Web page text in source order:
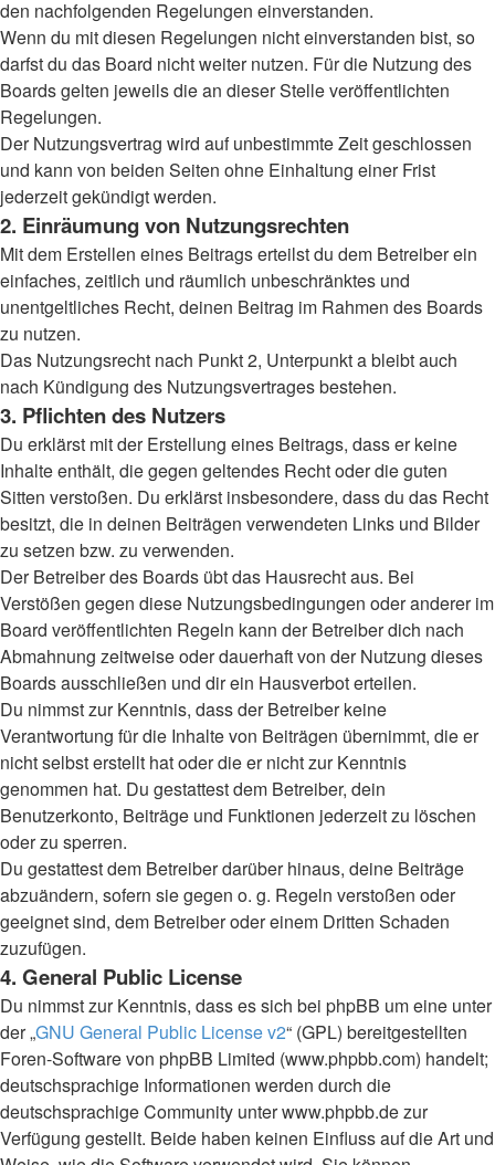
den nachfolgenden Regelungen einverstanden.
Wenn du mit diesen Regelungen nicht einverstanden bist, so
darfst du das Board nicht weiter nutzen. Für die Nutzung des
Boards gelten jeweils die an dieser Stelle veröffentlichten
Regelungen.
Der Nutzungsvertrag wird auf unbestimmte Zeit geschlossen
und kann von beiden Seiten ohne Einhaltung einer Frist
jederzeit gekündigt werden.
2. Einräumung von Nutzungsrechten
Mit dem Erstellen eines Beitrags erteilst du dem Betreiber ein
einfaches, zeitlich und räumlich unbeschränktes und
unentgeltliches Recht, deinen Beitrag im Rahmen des Boards
zu nutzen.
Das Nutzungsrecht nach Punkt 2, Unterpunkt a bleibt auch
nach Kündigung des Nutzungsvertrages bestehen.
3. Pflichten des Nutzers
Du erklärst mit der Erstellung eines Beitrags, dass er keine
Inhalte enthält, die gegen geltendes Recht oder die guten
Sitten verstoßen. Du erklärst insbesondere, dass du das Recht
besitzt, die in deinen Beiträgen verwendeten Links und Bilder
zu setzen bzw. zu verwenden.
Der Betreiber des Boards übt das Hausrecht aus. Bei
Verstößen gegen diese Nutzungsbedingungen oder anderer im
Board veröffentlichten Regeln kann der Betreiber dich nach
Abmahnung zeitweise oder dauerhaft von der Nutzung dieses
Boards ausschließen und dir ein Hausverbot erteilen.
Du nimmst zur Kenntnis, dass der Betreiber keine
Verantwortung für die Inhalte von Beiträgen übernimmt, die er
nicht selbst erstellt hat oder die er nicht zur Kenntnis
genommen hat. Du gestattest dem Betreiber, dein
Benutzerkonto, Beiträge und Funktionen jederzeit zu löschen
oder zu sperren.
Du gestattest dem Betreiber darüber hinaus, deine Beiträge
abzuändern, sofern sie gegen o. g. Regeln verstoßen oder
geeignet sind, dem Betreiber oder einem Dritten Schaden
zuzufügen.
4. General Public License
Du nimmst zur Kenntnis, dass es sich bei phpBB um eine unter
der „GNU General Public License v2“ (GPL) bereitgestellten
Foren-Software von phpBB Limited (www.phpbb.com) handelt;
deutschsprachige Informationen werden durch die
deutschsprachige Community unter www.phpbb.de zur
Verfügung gestellt. Beide haben keinen Einfluss auf die Art und